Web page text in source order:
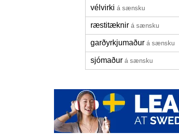
vélvirki á sænsku
ræstitæknir á sænsku
garðyrkjumaður á sænsku
sjómaður á sænsku